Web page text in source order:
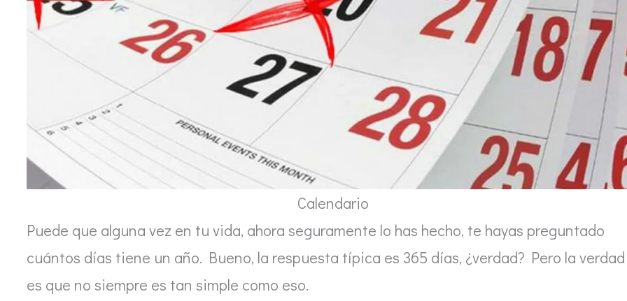
Calendario
Puede que alguna vez en tu vida, ahora seguramente lo has hecho, te hayas preguntado
cuántos días tiene un año. Bueno, la respuesta típica es 365 días, ¿verdad? Pero la verdad
es que no siempre es tan simple como eso.